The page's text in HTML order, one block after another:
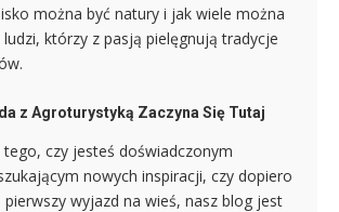
można być natury i jak wiele można
którzy z pasją pielęgnują tradycje
z Agroturystyką Zaczyna Się Tutaj
tego, czy jesteś doświadczonym
nowych inspiracji, czy dopiero
wyjazd na wieś, nasz blog jest